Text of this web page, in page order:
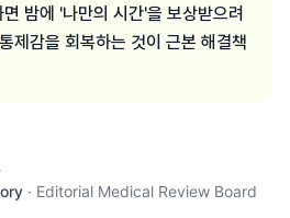
밤에 '나만의 시간'을 보상받으려
제감을 회복하는 것이 근본 해결책
·
· Editorial Medical Review Board